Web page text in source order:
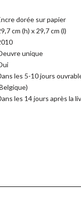
dorée sur papier
cm (h) x 29,7 cm (l)
unique
les 5-10 jours
les 14 jours après la